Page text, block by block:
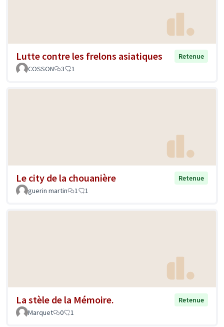
Lutte contre les frelons asiatiques
Retenue
COSSON
3 1
Le city de la chouanière
Retenue
guerin martin
1 1
La stèle de la Mémoire.
Retenue
Marquet
0 1